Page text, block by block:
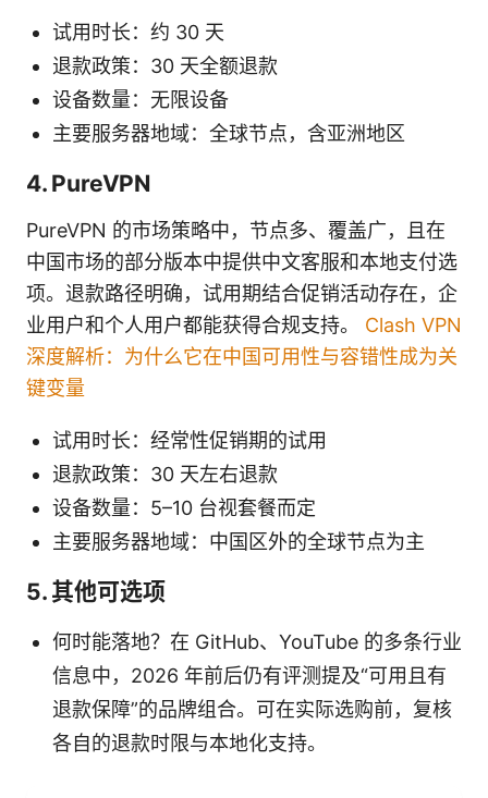
试用时长：约 30 天
退款政策：30 天全额退款
设备数量：无限设备
主要服务器地域：全球节点，含亚洲地区
4. PureVPN
PureVPN 的市场策略中，节点多、覆盖广，且在
中国市场的部分版本中提供中文客服和本地支付选
项。退款路径明确，试用期结合促销活动存在，企
业用户和个人用户都能获得合规支持。 Clash VPN
深度解析：为什么它在中国可用性与容错性成为关
键变量
试用时长：经常性促销期的试用
退款政策：30 天左右退款
设备数量：5–10 台视套餐而定
主要服务器地域：中国区外的全球节点为主
5. 其他可选项
何时能落地？在 GitHub、YouTube 的多条行业
信息中，2026 年前后仍有评测提及“可用且有
退款保障”的品牌组合。可在实际选购前，复核
各自的退款时限与本地化支持。